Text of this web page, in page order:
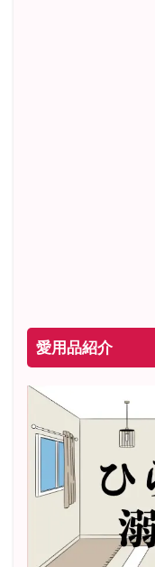
愛用品紹介